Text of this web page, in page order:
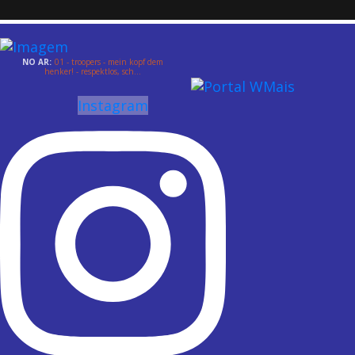
NO AR: 01 - troopers - mein kopf dem
henker! - respektlos, sch...
Instagram